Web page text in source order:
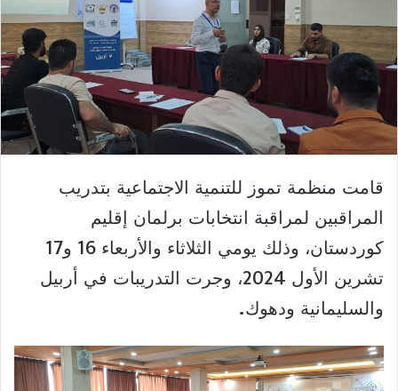
قامت منظمة تموز للتنمية الاجتماعية بتدريب
المراقبين لمراقبة انتخابات برلمان إقليم
كوردستان، وذلك يومي الثلاثاء والأربعاء 16 و17
تشرين الأول 2024، وجرت التدريبات في أربيل
والسليمانية ودهوك.